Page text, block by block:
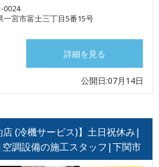
0024
一宮市富士三丁目5番15号
詳細を見る
公開日:07月14日
店 (冷機サービス)】土日祝休み|
調設備の施工スタッフ|下関市